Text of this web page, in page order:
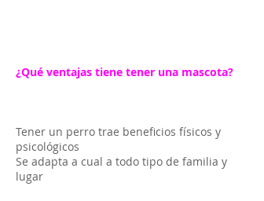
¿Qué ventajas tiene tener una mascota?
Tener un perro trae beneficios físicos y
psicológicos
Se adapta a cual a todo tipo de familia y
lugar